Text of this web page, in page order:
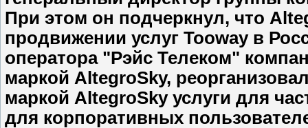
При этом он подчеркнул, что
продвижении услуг Tooway в
оператора "Рэйс Телеком"
маркой AltegroSky,
маркой AltegroSky услуги для
для корпоративных